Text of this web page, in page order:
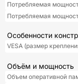
Потребляемая
Потребляемая
Особенности
VESA (размер
Объём и мощность
Объем оперативной